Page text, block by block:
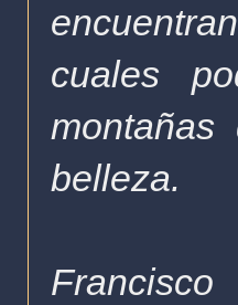
cuales
belleza.